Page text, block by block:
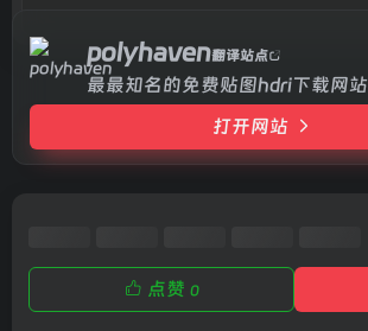
polyhaven翻译站点
最最知名的免费贴图hdri下载网站
打开网站
点赞 0